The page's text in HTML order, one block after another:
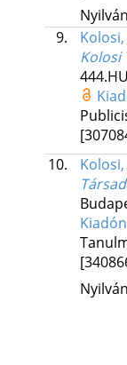
9.
Kolosi
444.HU
10.